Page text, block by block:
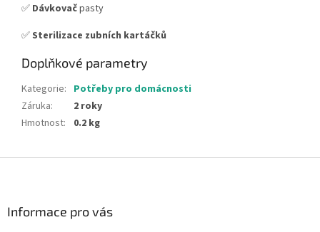
✅ Dávkovačpasty
✅Sterilizace zubních kartáčků
Doplňkové parametry
Kategorie: Potřeby pro domácnosti
Záruka:
2 roky
Hmotnost: 0.2 kg
Informace pro vás